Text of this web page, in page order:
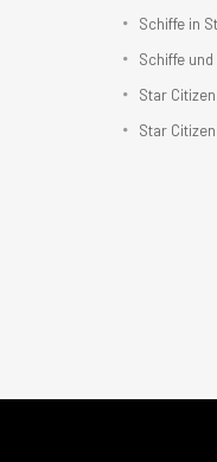
Schiffe in
Schiffe
Star
Star